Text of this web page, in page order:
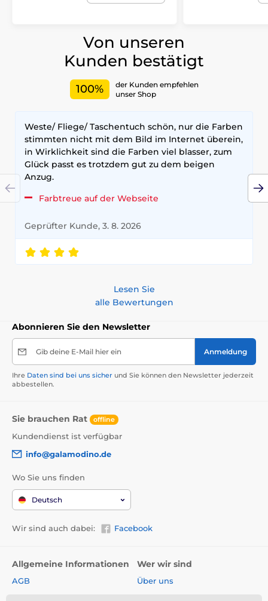
Von unseren
Kunden bestätigt
100%
der Kunden empfehlen
unser Shop
Weste/ Fliege/ Taschentuch schön, nur die Farben
stimmten nicht mit dem Bild im Internet überein,
in Wirklichkeit sind die Farben viel blasser, zum
Glück passt es trotzdem gut zu dem beigen
Anzug.
Farbtreue auf der Webseite
Geprüfter Kunde, 3. 8. 2026
Lesen Sie
alle Bewertungen
Abonnieren Sie den Newsletter
Gib deine E-Mail hier ein Anmeldung
Ihre Daten sind bei uns sicher und Sie können den Newsletter jederzeit
abbestellen.
Sie brauchen Rat offline
Kundendienst ist verfügbar
info@galamodino.de
Wo Sie uns finden
Deutsch
Wir sind auch dabei: Facebook
Allgemeine Informationen
AGB
Wer wir sind
Über uns